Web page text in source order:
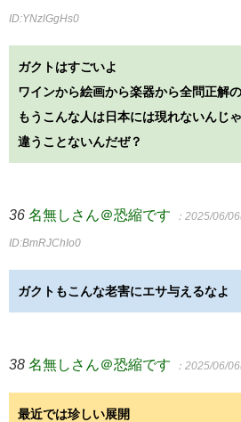
ID:YNzlGgHs0
ガクトはすごいよ
ワインから絵画から楽器から全問正解
もうこんな人は日本には現れないんじ
違うことないんだぜ？
36 名無しさん＠恐縮です ：2025/06/
ID:BmRJChIo0
ガクトもこんな老害にエサ与えるなよ
38 名無しさん＠恐縮です ：2025/06/
最近では珍しい展開